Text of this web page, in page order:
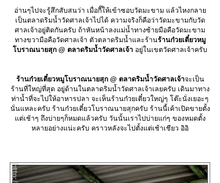
อ่านๆไปจะรู้สึกสับสนว่า เมื่อกี๊ให้เข้าซอบวัดมะขาม แล้วไหงกลา
เป็นตลาดริมน้ำวัดศาลเจ้าไปได้ ความจริงก็คือว่าวัดมะขามกับวัด
ศาลเจ้าอยู่ติดกันครับ ถ้าหันหน้าลงแม่น้ำทางซ้ายมือคือวัดมะขาม
ทางขวามือคือวัดศาลเจ้า ตัวตลาดริมน้ำและร้านร้านก๋วยเตี๋ยวหมู
บราณนายสุก @ ตลาดริมน้ำวัดศาลเจ้า อยู่ในเขตวัดศาลเจ้าครับ
ร้านก๋วยเตี๋ยวหมูโบราณนายสุก @ ตลาดริมน้ำวัดศาลเจ้าจะเป็น
ร้านที่ใหญ่ที่สุด อยู่ด้านในตลาดริมน้ำวัดศาลเจ้าเลยครับ เดินมาทาง
ท่าน้ำที่จะไปให้อาหารปลา จะเห็นร้านก๋วยเตี๋ยวใหญ่ๆ โต๊ะนั่งเยอะๆ
นั่นแหละครับ ร้านก๋วยเตี๋ยวโบราณนายสุกครับ ร้านนี้เค้าเปิดขายตั้ง
ต่เช้าๆ ถึงบ่ายๆก็หมดแล้วครับ วันนั้นเราไปบ่ายแก่ๆ ของหมดตั้ง
หลายอย่างแน่ะครับ คราวหลังจะไปตั้งแต่เช้าเชียว อิอิ